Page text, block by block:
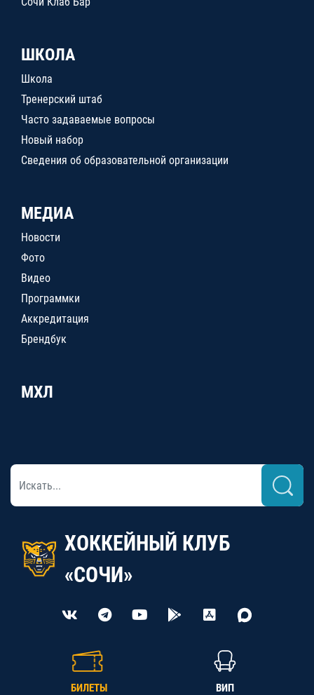
ШКОЛА
Школа
Тренерский штаб
Часто задаваемые вопросы
Новый набор
Сведения об образовательной организации
МЕДИА
Новости
Фото
Видео
Программки
Аккредитация
Брендбук
МХЛ
ХОККЕЙНЫЙ КЛУБ
«СОЧИ»
БИЛЕТЫ ВИП